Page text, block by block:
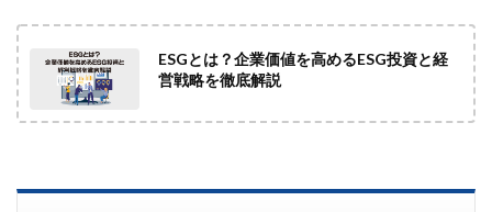
ESGとは？企業価値を高めるESG投資と経
営戦略を徹底解説